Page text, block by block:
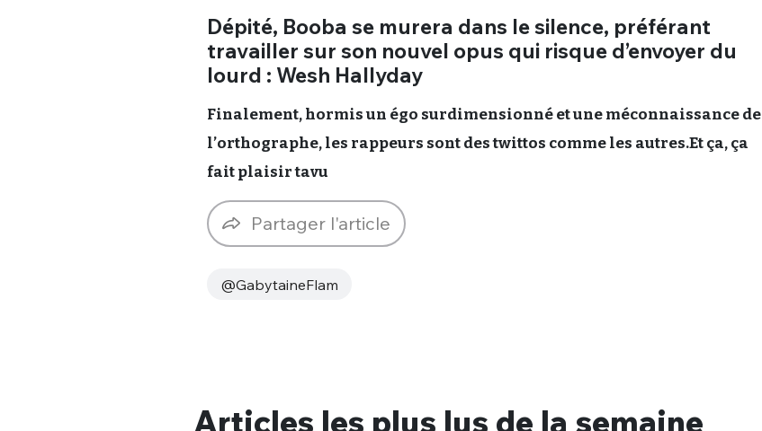
Dépité, Booba se murera dans le silence, préférant
travailler sur son nouvel opus qui risque d’envoyer du
lourd : Wesh Hallyday
Finalement, hormis un égo surdimensionné et une méconnaissance de
l’orthographe, les rappeurs sont des twittos comme les autres.Et ça, ça
fait plaisir tavu
Partager l'article
@GabytaineFlam
Articles les plus lus de la semaine
PASSWORD *
Quelques
tweets
Ma propre
sélection
ME CONNECTER